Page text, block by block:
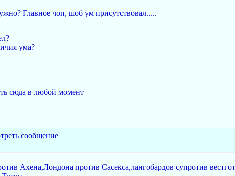
Главное чоп, шоб ум присутствовал.....
ума?
сюда в любой момент
Ахена,Лондона против Сасекса,лангобардов супротив